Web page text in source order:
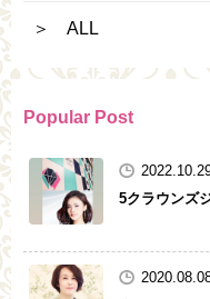
＞ ALL
Popular Post
5クラウンズ